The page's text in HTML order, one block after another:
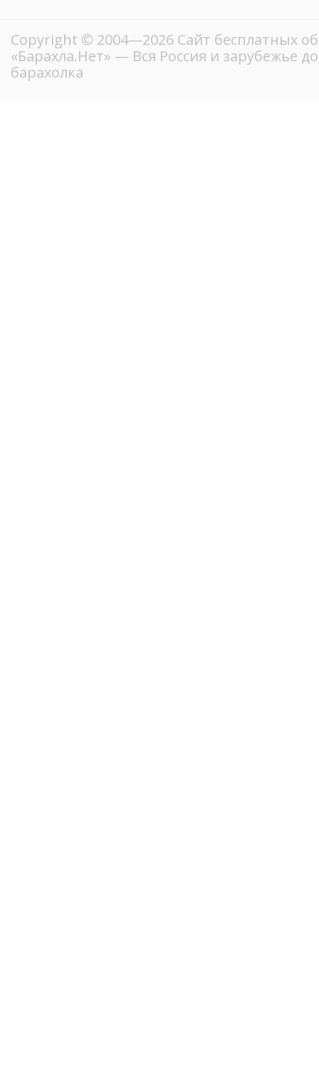
Copyright © 2004—2026 Сайт бесплатных
«Барахла.Нет» — Вся Россия и зарубежье
барахолка